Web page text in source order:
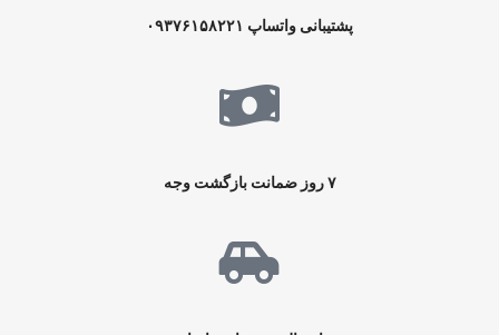
پشتیبانی واتساپ ۰۹۳۷۶۱۵۸۲۲۱
۷ روز ضمانت بازگشت وجه